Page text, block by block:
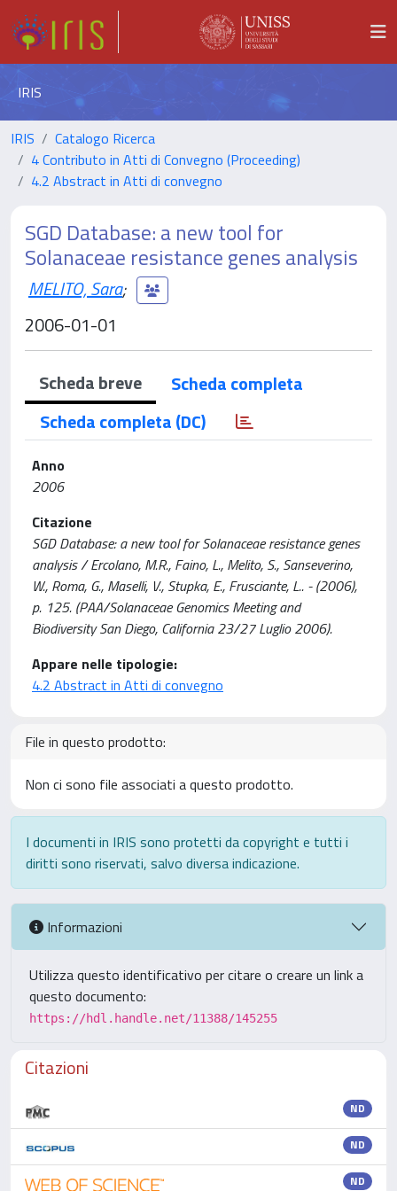
IRIS
IRIS
Catalogo Ricerca
4 Contributo in Atti di Convegno (Proceeding)
4.2 Abstract in Atti di convegno
SGD Database: a new tool for
Solanaceae resistance genes analysis
MELITO, Sara;
2006-01-01
Scheda breve
Scheda completa
Scheda completa (DC)
Anno
2006
Citazione
SGD Database: a new tool for Solanaceae resistance genes
analysis / Ercolano, M.R., Faino, L., Melito, S., Sanseverino,
W., Roma, G., Maselli, V., Stupka, E., Frusciante, L.. - (2006),
p. 125. (PAA/Solanaceae Genomics Meeting and
Biodiversity San Diego, California 23/27 Luglio 2006).
Appare nelle tipologie:
4.2 Abstract in Atti di convegno
File in questo prodotto:
Non ci sono file associati a questo prodotto.
I documenti in IRIS sono protetti da copyright e tutti i
diritti sono riservati, salvo diversa indicazione.
Informazioni
Utilizza questo identificativo per citare o creare un link a
questo documento:
https://hdl.handle.net/11388/145255
Citazioni
ND
ND
ND